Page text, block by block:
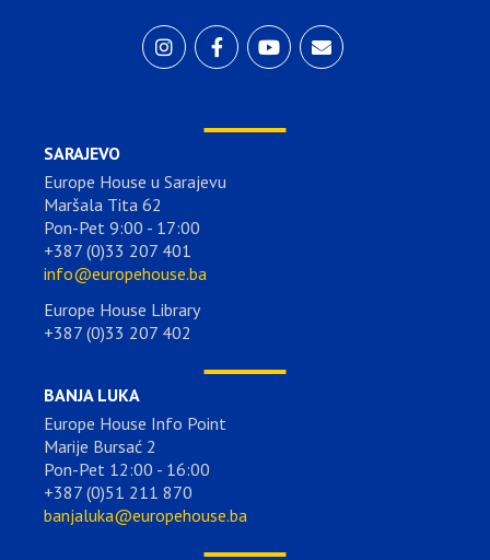
SARAJEVO
Europe House u Sarajevu
Maršala Tita 62
Pon-Pet 9:00 - 17:00
+387 (0)33 207 401
info@europehouse.ba
Europe House Library
+387 (0)33 207 402
BANJA LUKA
Europe House Info Point
Marije Bursać 2
Pon-Pet 12:00 - 16:00
+387 (0)51 211 870
banjaluka@europehouse.ba